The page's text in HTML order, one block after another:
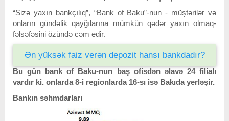
“Sizə yaxın bankçılıq”, “Bank of Baku”-nun - müştərilər və
onların gündəlik qayğılarına mümkün qədər yaxın olmaq-
fəlsəfəsini özündə cəm edir.
Ən yüksək faiz verən depozit hansı bankdadır?
Bu gün bank of Baku-nun baş ofisdən əlavə 24 filialı
vardır ki. onlarda 8-i regionlarda 16-sı isə Bakıda yerləşir.
Bankın səhmdarları